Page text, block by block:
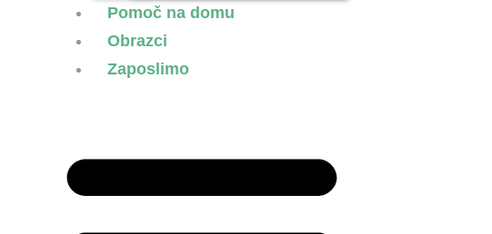
Pomoč na domu
Obrazci
Zaposlimo